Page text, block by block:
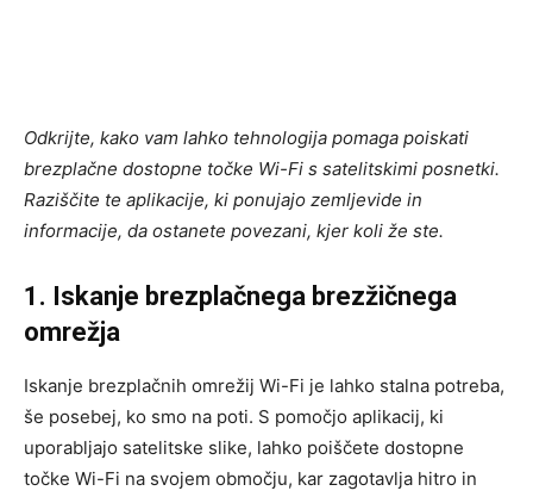
Odkrijte, kako vam lahko tehnologija pomaga poiskati
brezplačne dostopne točke Wi-Fi s satelitskimi posnetki.
Raziščite te aplikacije, ki ponujajo zemljevide in
informacije, da ostanete povezani, kjer koli že ste.
1. Iskanje brezplačnega brezžičnega
omrežja
Iskanje brezplačnih omrežij Wi-Fi je lahko stalna potreba,
še posebej, ko smo na poti. S pomočjo aplikacij, ki
uporabljajo satelitske slike, lahko poiščete dostopne
točke Wi-Fi na svojem območju, kar zagotavlja hitro in